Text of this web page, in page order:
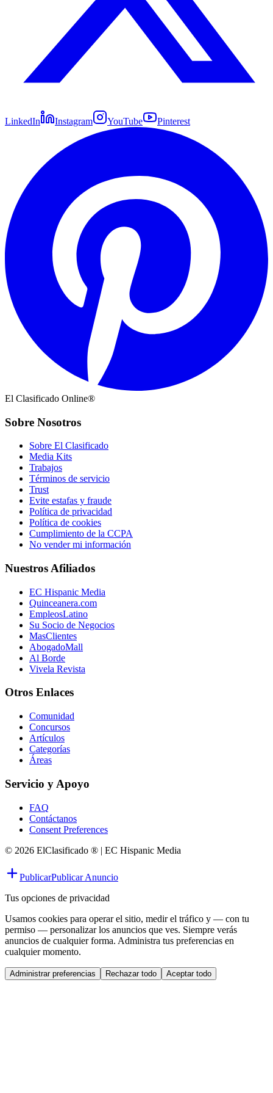
LinkedIn Instagram YouTube Pinterest
El Clasificado Online®
Sobre Nosotros
Sobre El Clasificado
Media Kits
Trabajos
Términos de servicio
Trust
Evite estafas y fraude
Política de privacidad
Política de cookies
Cumplimiento de la CCPA
No vender mi información
Nuestros Afiliados
EC Hispanic Media
Quinceanera.com
EmpleosLatino
Su Socio de Negocios
MasClientes
AbogadoMall
Al Borde
Vivela Revista
Otros Enlaces
Comunidad
Concursos
Artículos
Categorías
Áreas
Servicio y Apoyo
FAQ
Contáctanos
Consent Preferences
© 2026 ElClasificado ® | EC Hispanic Media
PublicarPublicar Anuncio
Tus opciones de privacidad
Usamos cookies para operar el sitio, medir el tráfico y — con tu
permiso — personalizar los anuncios que ves. Siempre verás
anuncios de cualquier forma. Administra tus preferencias en
cualquier momento.
Administrar preferencias Rechazar todo Aceptar todo